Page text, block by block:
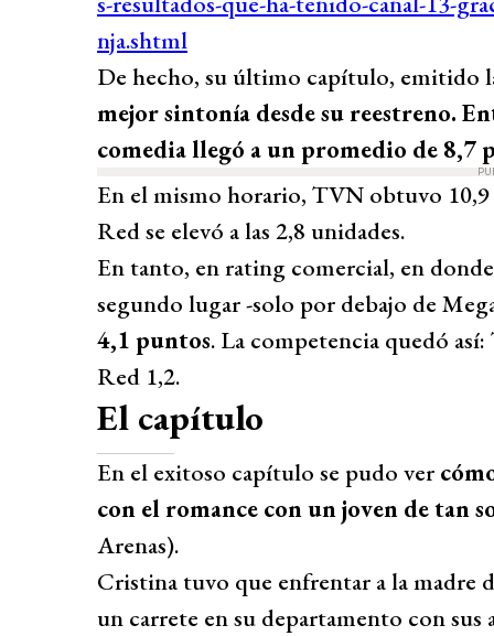
De hecho, su último capítulo, emitido
mejor sintonía desde su reestreno.
comedia llegó a un promedio de 8,7
En el mismo horario, TVN obtuvo
Red se elevó a las 2,8 unidades.
En tanto, en rating comercial, en
segundo lugar -solo por debajo de
4,1 puntos. La competencia quedó
Red 1,2.
El capítulo
En el exitoso capítulo se pudo ver
con el romance con un joven de tan
Arenas).
Cristina tuvo que enfrentar a la madre
un carrete en su departamento con